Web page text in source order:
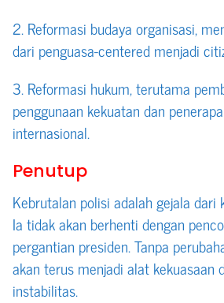
2. Reformasi budaya organisasi,
dari penguasa-centered menjadi
3. Reformasi hukum, terutama
penggunaan kekuatan dan
internasional.
Penutup
Kebrutalan polisi adalah gejala dari
Ia tidak akan berhenti dengan
pergantian presiden. Tanpa
akan terus menjadi alat kekuasaan
instabilitas.